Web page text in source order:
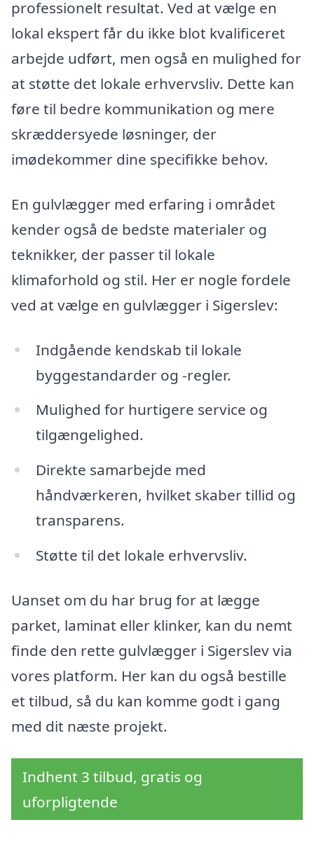
professionelt resultat. Ved at vælge en
lokal ekspert får du ikke blot kvalificeret
arbejde udført, men også en mulighed for
at støtte det lokale erhvervsliv. Dette kan
føre til bedre kommunikation og mere
skræddersyede løsninger, der
imødekommer dine specifikke behov.
En gulvlægger med erfaring i området
kender også de bedste materialer og
teknikker, der passer til lokale
klimaforhold og stil. Her er nogle fordele
ved at vælge en gulvlægger i Sigerslev:
Indgående kendskab til lokale
byggestandarder og -regler.
Mulighed for hurtigere service og
tilgængelighed.
Direkte samarbejde med
håndværkeren, hvilket skaber tillid og
transparens.
Støtte til det lokale erhvervsliv.
Uanset om du har brug for at lægge
parket, laminat eller klinker, kan du nemt
finde den rette gulvlægger i Sigerslev via
vores platform. Her kan du også bestille
et tilbud, så du kan komme godt i gang
med dit næste projekt.
Indhent 3 tilbud, gratis og
uforpligtende